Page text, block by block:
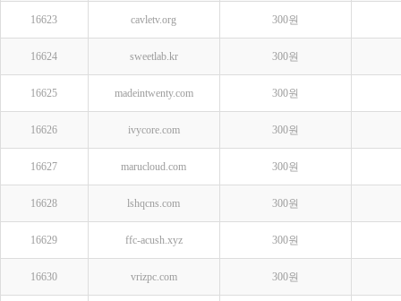
16623 cavletv.org 300원
16624 sweetlab.kr 300원
16625 madeintwenty.com 300원
16626 ivycore.com 300원
16627 marucloud.com 300원
16628 lshqcns.com 300원
16629 ffc-acush.xyz 300원
16630 vrizpc.com 300원